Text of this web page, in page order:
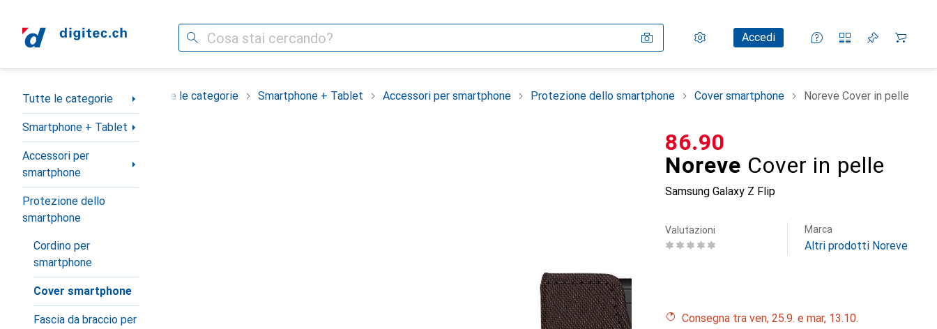
Cerca Impostazioni
Conto clienteAccedi
Liste di confronto
Liste dei desideri
Carrello
Categoria Navigazione
Tutte le categorie
Smartphone + Tablet
Accessori per
smartphone
Protezione dello
smartphone
Cordino per
smartphone
Cover smartphone
Fascia da braccio per
Tutte le categorie Smartphone + Tablet Accessori per smartphone Protezione dello smartphone Cover smartphone Noreve Cover in pelle
Noreve Cover in pelle
Samsung Galaxy Z Flip
CHF
86.90
Valutazioni Marca
Altri prodotti Noreve
Consegna tra ven, 25.9. e mar, 13.10.